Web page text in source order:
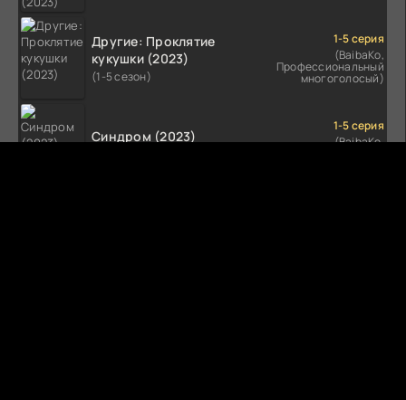
Другие: Проклятие
кукушки (2023)
(1-5 сезон)
1-5 серия
(BaibaKo,
Профессиональный
многоголосый)
Синдром (2023)
1-5 серия
(BaibaKo,